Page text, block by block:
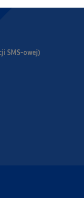
SMS-owej)